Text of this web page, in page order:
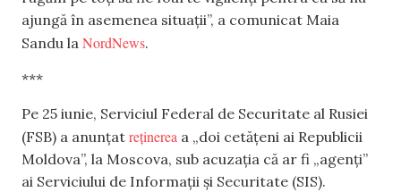
ajungă în asemenea situații”, a comunicat Maia
Sandu la NordNews.
***
Pe 25 iunie, Serviciul Federal de Securitate al Rusiei
(FSB) a anunțat reținerea a „doi cetățeni ai Republicii
Moldova”, la Moscova, sub acuzația că ar fi „agenți”
ai Serviciului de Informații și Securitate (SIS).